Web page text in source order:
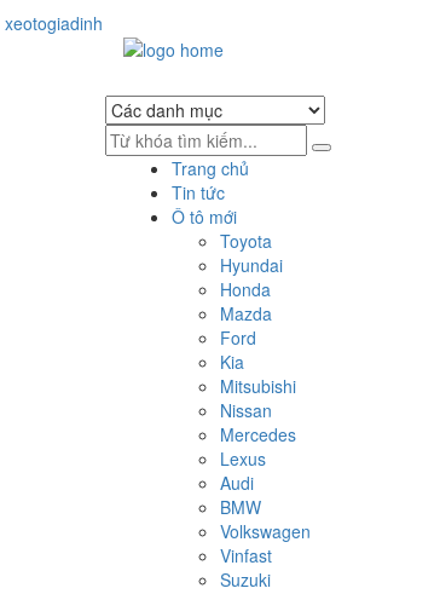
xeotogiadinh
Trang chủ
Tin tức
Ô tô mới
Toyota
Hyundai
Honda
Mazda
Ford
Kia
Mitsubishi
Nissan
Mercedes
Lexus
Audi
BMW
Volkswagen
Vinfast
Suzuki